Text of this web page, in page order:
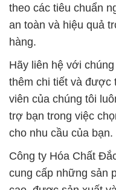
theo các tiêu chuẩn
an toàn và hiệu quả
hàng.
Hãy liên hệ với
thêm chi tiết và được
viên của chúng tôi
trợ bạn trong việc
cho nhu cầu của bạn.
Công ty Hóa Chất
cung cấp những sản